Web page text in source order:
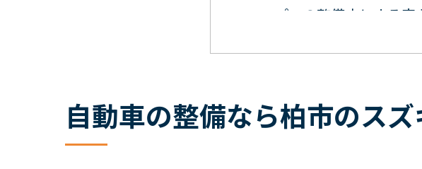
プロの整備士による安
車のトラブルを未然に
修理をスムーズに進
お客様の要望に応える
自動車の整備なら柏市のス